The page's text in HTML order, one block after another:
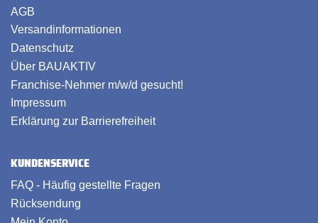
AGB
Versandinformationen
Datenschutz
Über BAUAKTIV
Franchise-Nehmer m/w/d gesucht!
Impressum
Erklärung zur Barrierefreiheit
KUNDENSERVICE
FAQ - Häufig gestellte Fragen
Rücksendung